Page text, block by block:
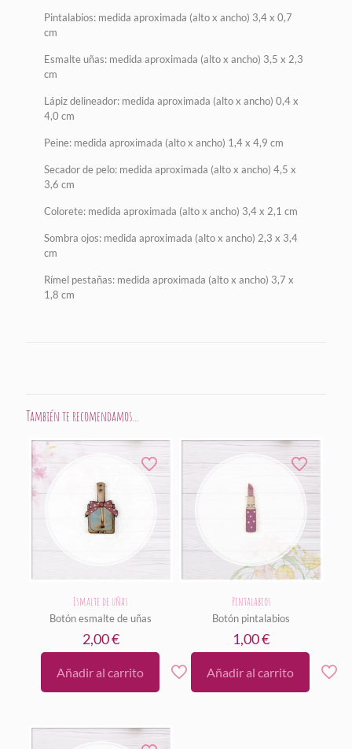
Pintalabios: medida aproximada (alto x ancho) 3,4 x 0,7
cm
Esmalte uñas: medida aproximada (alto x ancho) 3,5 x 2,3
cm
Lápiz delineador: medida aproximada (alto x ancho) 0,4 x
4,0 cm
Peine: medida aproximada (alto x ancho) 1,4 x 4,9 cm
Secador de pelo: medida aproximada (alto x ancho) 4,5 x
3,6 cm
Colorete: medida aproximada (alto x ancho) 3,4 x 2,1 cm
Sombra ojos: medida aproximada (alto x ancho) 2,3 x 3,4
cm
Rímel pestañas: medida aproximada (alto x ancho) 3,7 x
1,8 cm
También te recomendamos…
Esmalte de uñas
Botón esmalte de uñas
2,00€
Añadir al carrito
Pintalabios
Botón pintalabios
1,00€
Añadir al carrito